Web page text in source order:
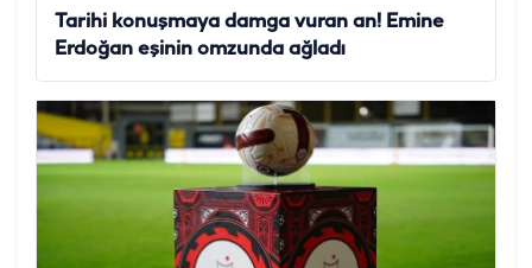
Tarihi konuşmaya damga vuran an! Emine
Erdoğan eşinin omzunda ağladı